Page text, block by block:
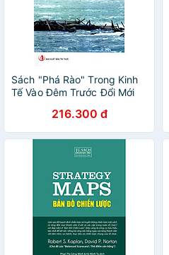
Sách "Phá Rào" Trong Kinh
Tế Vào Đêm Trước Đổi Mới
216.300 đ